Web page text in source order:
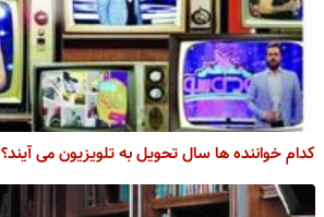
کدام خواننده ها سال تحویل به تلویزیون می‌ آیند؟